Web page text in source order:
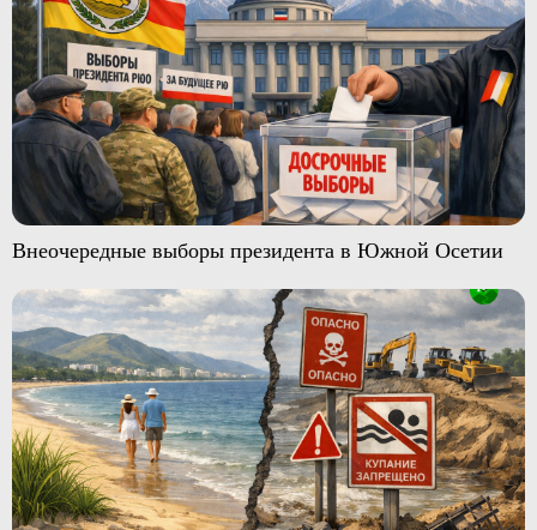
Внеочередные выборы президента в Южной Осетии